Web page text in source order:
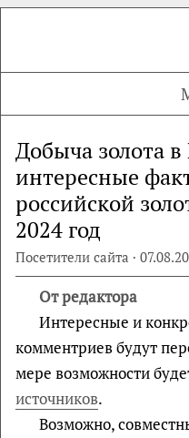
Добыча золота
интересные
российской
2024 год
Посетители сайта ·
От редактора
Интересные и
комментриев будут
мере возможности
источников.
Возможно,